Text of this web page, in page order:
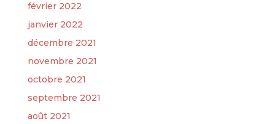
février 2022
janvier 2022
décembre 2021
novembre 2021
octobre 2021
septembre 2021
août 2021